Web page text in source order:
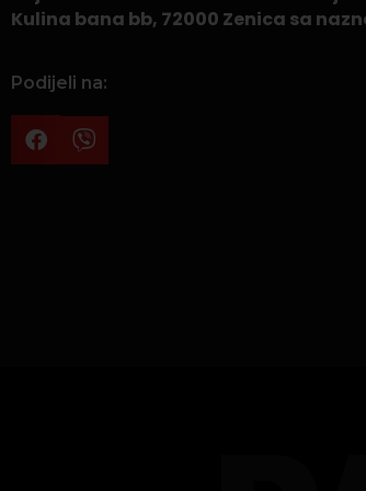
Kulina bana bb, 72000 Zenica sa
Podijeli na: